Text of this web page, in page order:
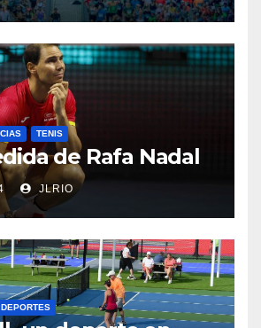
TENIS
de Rafa Nadal
JLRIO